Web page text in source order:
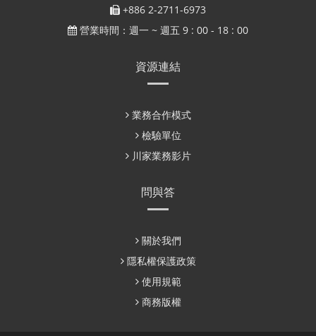
+886 2-2711-6973
營業時間：週一 ~ 週五 9 : 00 - 18 : 00
資源連結
業務合作模式
檢驗單位
川家業務影片
問與答
關於我們
隱私權保護政策
使用規範
商務版權